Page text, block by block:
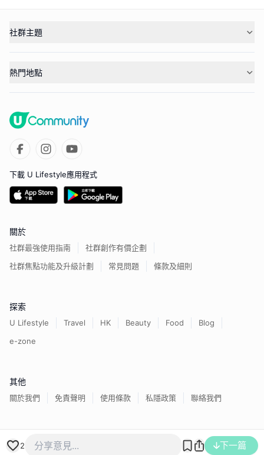
2 下一篇
社群主題
熱門地點
下載 U Lifestyle應用程式
關於
社群最強使用指南
社群創作有價企劃
社群焦點功能及升級計劃
常見問題 條款及細則
探索
U Lifestyle Travel HK Beauty Food
Blog
e-zone
其他
關於我們 免責聲明 使用條款 私隱政策 聯絡我們
香港經濟日報版權所有©